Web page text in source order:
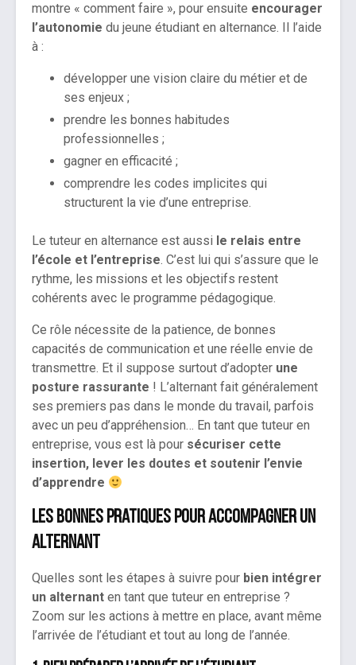
montre « comment faire », pour ensuite encourager
l’autonomie du jeune étudiant en alternance. Il l’aide
à :
développer une vision claire du métier et de
ses enjeux ;
prendre les bonnes habitudes
professionnelles ;
gagner en efficacité ;
comprendre les codes implicites qui
structurent la vie d’une entreprise.
Le tuteur en alternance est aussi le relais entre
l’école et l’entreprise. C’est lui qui s’assure que le
rythme, les missions et les objectifs restent
cohérents avec le programme pédagogique.
Ce rôle nécessite de la patience, de bonnes
capacités de communication et une réelle envie de
transmettre. Et il suppose surtout d’adopter une
posture rassurante ! L’alternant fait généralement
ses premiers pas dans le monde du travail, parfois
avec un peu d’appréhension… En tant que tuteur en
entreprise, vous est là pour sécuriser cette
insertion, lever les doutes et soutenir l’envie
d’apprendre
Les bonnes pratiques pour accompagner un
alternant
Quelles sont les étapes à suivre pour bien intégrer
un alternant en tant que tuteur en entreprise ?
Zoom sur les actions à mettre en place, avant même
l’arrivée de l’étudiant et tout au long de l’année.